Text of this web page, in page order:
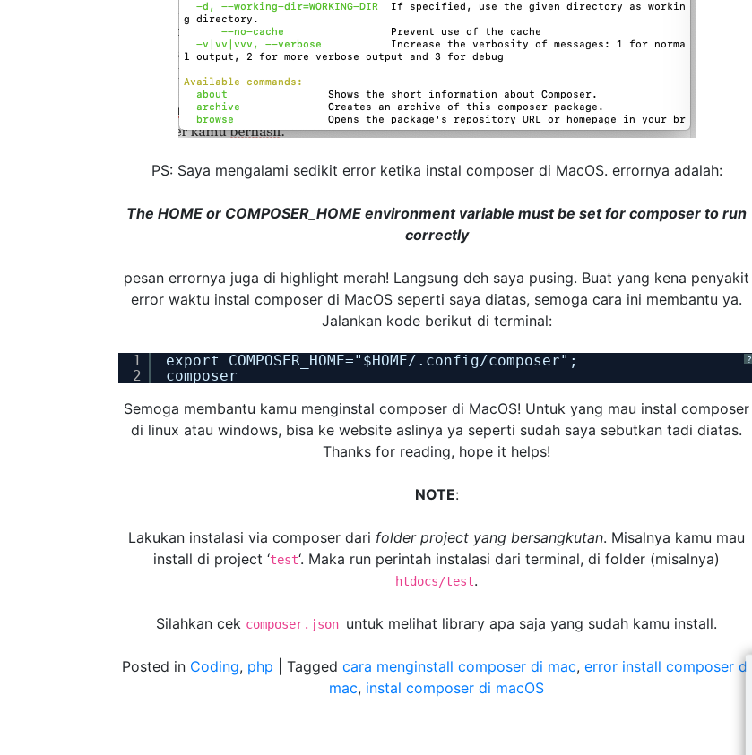
PS: Saya mengalami sedikit error ketika instal composer di MacOS. errornya adalah:
The HOME or COMPOSER_HOME environment variable must be set for composer to run
correctly
pesan errornya juga di highlight merah! Langsung deh saya pusing. Buat yang kena penyakit
error waktu instal composer di MacOS seperti saya diatas, semoga cara ini membantu ya.
Jalankan kode berikut di terminal:
?
1
2
export COMPOSER_HOME="$HOME/.config/composer";
composer
Semoga membantu kamu menginstal composer di MacOS! Untuk yang mau instal composer
di linux atau windows, bisa ke website aslinya ya seperti sudah saya sebutkan tadi diatas.
Thanks for reading, hope it helps!
NOTE:
Lakukan instalasi via composer dari folder project yang bersangkutan. Misalnya kamu mau
install di project ‘test‘. Maka run perintah instalasi dari terminal, di folder (misalnya)
htdocs/test.
Silahkan cek composer.json untuk melihat library apa saja yang sudah kamu install.
Posted in Coding, php Tagged cara menginstall composer di mac, error install composer di
mac, instal composer di macOS